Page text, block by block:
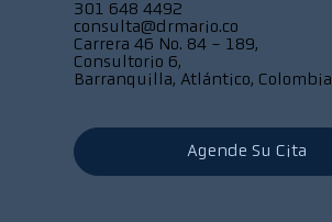
301 648 4492
consulta@drmario.co
Carrera 46 No. 84 - 189,
Consultorio 6,
Barranquilla, Atlántico, Colombia
Agende Su Cita